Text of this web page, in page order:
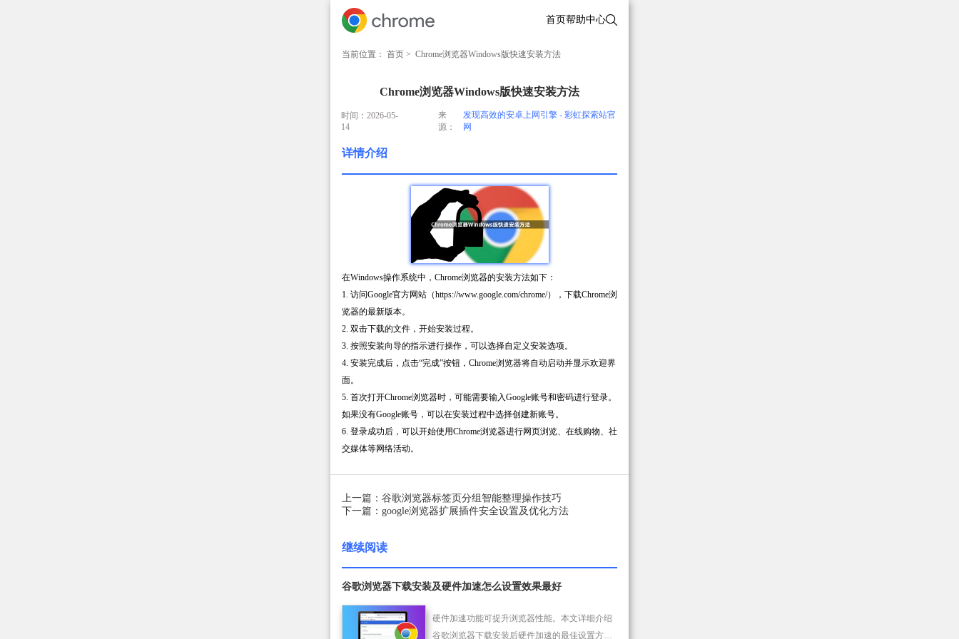
首页帮助中心
当前位置： 首页 > Chrome浏览器Windows版快速安装方法
Chrome浏览器Windows版快速安装方法
时间：2026-05-
14
来
源：
发现高效的安卓上网引擎 - 彩虹探索站官
网
详情介绍
在Windows操作系统中，Chrome浏览器的安装方法如下：
1. 访问Google官方网站（https://www.google.com/chrome/），下载Chrome浏
览器的最新版本。
2. 双击下载的文件，开始安装过程。
3. 按照安装向导的指示进行操作，可以选择自定义安装选项。
4. 安装完成后，点击“完成”按钮，Chrome浏览器将自动启动并显示欢迎界
面。
5. 首次打开Chrome浏览器时，可能需要输入Google账号和密码进行登录。
如果没有Google账号，可以在安装过程中选择创建新账号。
6. 登录成功后，可以开始使用Chrome浏览器进行网页浏览、在线购物、社
交媒体等网络活动。
上一篇：谷歌浏览器标签页分组智能整理操作技巧
下一篇：google浏览器扩展插件安全设置及优化方法
继续阅读
谷歌浏览器下载安装及硬件加速怎么设置效果最好
硬件加速功能可提升浏览器性能。本文详细介绍
谷歌浏览器下载安装后硬件加速的最佳设置方